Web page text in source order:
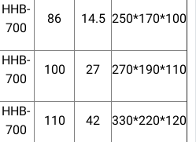
HHB-
700
86 14.5 250*170*100
HHB-
700
100 27 270*190*110
HHB-
700
110 42 330*220*120